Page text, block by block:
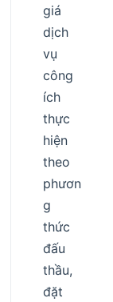
giá
dịch
vụ
công
ích
thực
hiện
theo
phươn
g
thức
đấu
thầu,
đặt